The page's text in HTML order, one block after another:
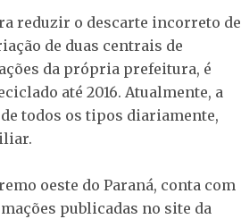
reduzir o descarte incorreto de
de duas centrais de
da própria prefeitura, é
até 2016. Atualmente, a
todos os tipos diariamente,
oeste do Paraná, conta com
publicadas no site da